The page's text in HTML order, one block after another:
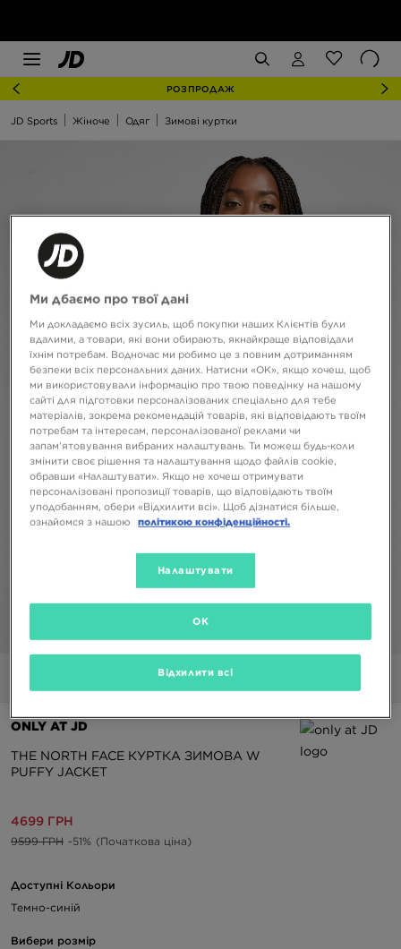
РОЗПРОДАЖ
JD Sports Жіноче Одяг Зимові куртки
Фото
ONLY AT JD
THE NORTH FACE КУРТКА ЗИМОВА W
PUFFY JACKET
4699 ГРН
9599 ГРН -51% (Початкова ціна)
Доступні Кольори
Темно-синій
Вибери розмір
Ми дбаємо про твої дані
Ми докладаємо всіх зусиль, щоб покупки наших Клієнтів були
вдалими, а товари, які вони обирають, якнайкраще відповідали
їхнім потребам. Водночас ми робимо це з повним дотриманням
безпеки всіх персональних даних. Натисни «OK», якщо хочеш, щоб
ми використовували інформацію про твою поведінку на нашому
сайті для підготовки персоналізованих спеціально для тебе
матеріалів, зокрема рекомендацій товарів, які відповідають твоїм
потребам та інтересам, персоналізованої реклами чи
запам’ятовування вибраних налаштувань. Ти можеш будь-коли
змінити своє рішення та налаштування щодо файлів cookie,
обравши «Налаштувати». Якщо не хочеш отримувати
персоналізовані пропозиції товарів, що відповідають твоїм
уподобанням, обери «Відхилити всі». Щоб дізнатися більше,
ознайомся з нашою
політикою конфіденційності.
Налаштувати
Відхилити всі
OK